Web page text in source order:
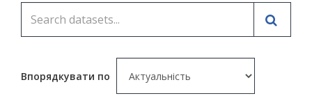
Впорядкувати по